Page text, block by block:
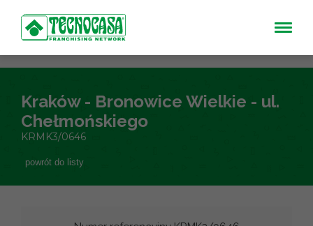
Kraków - Bronowice Wielkie - ul.
Chełmońskiego
KRMK3/0646
powrót do listy